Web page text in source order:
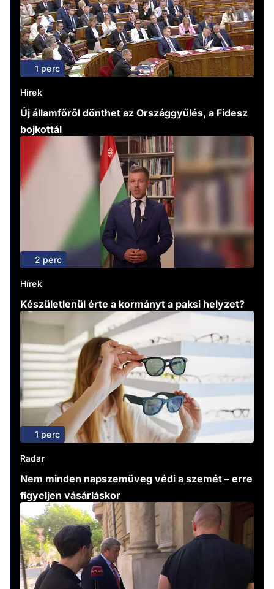
1 perc
Hírek
Új államfőről dönthet az Országgyűlés, a Fidesz
bojkottál
2 perc
Hírek
Készületlenül érte a kormányt a paksi helyzet?
1 perc
Radar
Nem minden napszemüveg védi a szemét – erre
figyeljen vásárláskor